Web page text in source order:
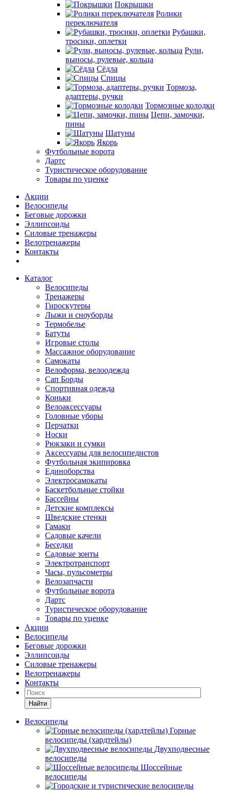
Покрышки
Ролики
переключателя
Рубашки,
тросики, оплетки
Рули,
выносы, рулевые, кольца
Сёдла
Спицы
Тормоза,
адаптеры, ручки
Тормозные колодки
Цепи, замочки,
пины
Шатуны
Якорь
Футбольные ворота
Дартс
Туристическое оборудование
Товары по уценке
Акции
Велосипеды
Беговые дорожки
Эллипсоиды
Силовые тренажеры
Велотренажеры
Контакты
Каталог
Велосипеды
Тренажеры
Гироскутеры
Лыжи и сноуборды
Термобелье
Батуты
Игровые столы
Массажное оборудование
Самокаты
Велоформа, велоодежда
Сап Борды
Спортивная одежда
Коньки
Велоаксессуары
Головные уборы
Перчатки
Носки
Рюкзаки и сумки
Аксессуары для велосипедистов
Футбольная экипировка
Единоборства
Электросамокаты
Баскетбольные стойки
Бассейны
Детские комплексы
Шведские стенки
Гамаки
Садовые качели
Беседки
Садовые зонты
Электротранспорт
Часы, пульсометры
Велозапчасти
Футбольные ворота
Дартс
Туристическое оборудование
Товары по уценке
Акции
Велосипеды
Беговые дорожки
Эллипсоиды
Силовые тренажеры
Велотренажеры
Контакты
Найти
Велосипеды
Горные
велосипеды (хардтейлы)
Двухподвесные
велосипеды
Шоссейные
велосипеды